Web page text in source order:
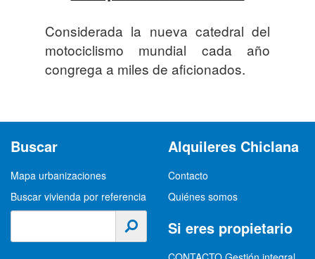
Considerada la nueva catedral del
motociclismo mundial cada año
congrega a miles de aficionados.
Buscar
Mapa urbanizaciones
Buscar vivienda por referencia
Alquileres Chiclana
Contacto
Quiénes somos
Si eres propietario